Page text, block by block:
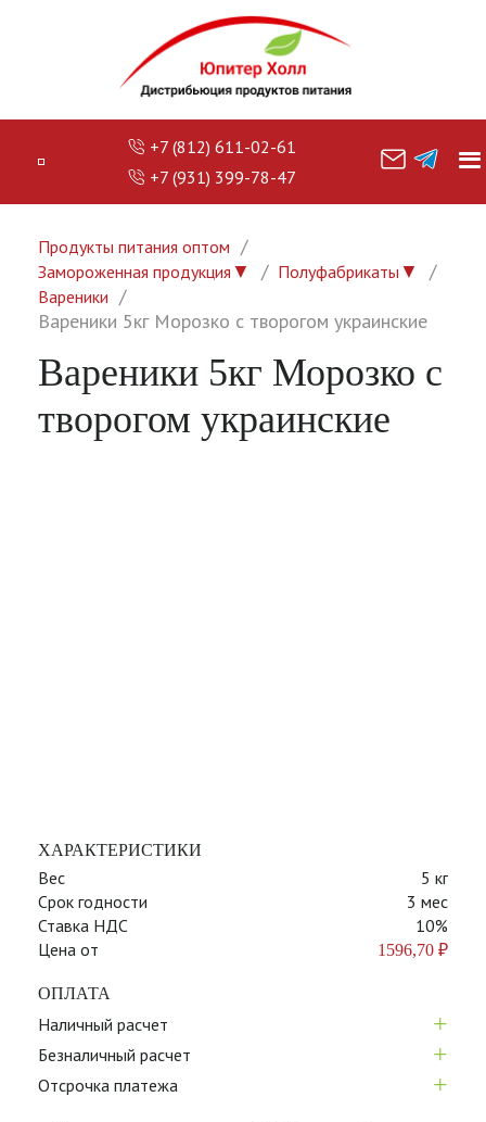
+7 (812) 611-02-61
+7 (931) 399-78-47
Продукты питания оптом
Замороженная продукция ▼ Полуфабрикаты ▼
Вареники
Вареники 5кг Морозко с творогом украинские
Вареники 5кг Морозко с
творогом украинские
ХАРАКТЕРИСТИКИ
Вес
5 кг
Срок годности
3 мес
Ставка НДС
10%
Цена от
1596,70 ₽
ОПЛАТА
Наличный расчет +
Безналичный расчет +
Отсрочка платежа +